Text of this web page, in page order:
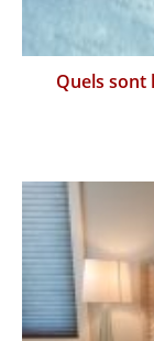
Quels sont